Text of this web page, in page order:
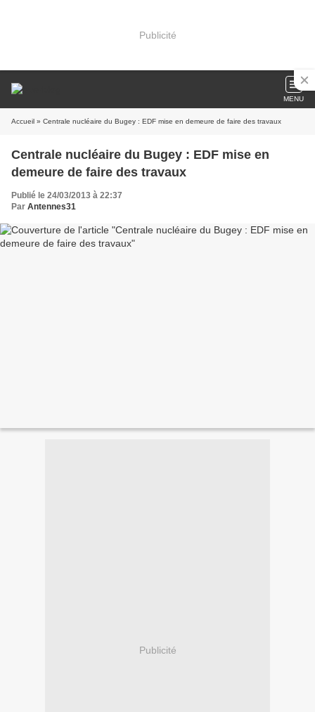
Publicité
MENU
Accueil » Centrale nucléaire du Bugey : EDF mise en demeure de faire des travaux
Centrale nucléaire du Bugey : EDF mise en
demeure de faire des travaux
Publié le 24/03/2013 à 22:37
Par Antennes31
Publicité